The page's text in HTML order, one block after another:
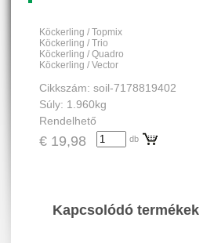
Köckerling / Topmix
Köckerling / Trio
Köckerling / Quadro
Köckerling / Vector
Cikkszám: soil-7178819402
Súly: 1.960kg
Rendelhető
€ 19,98 db
Kapcsolódó termékek